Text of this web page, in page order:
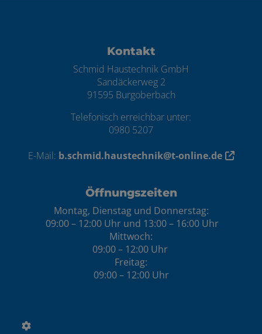
Kontakt
Schmid Haustechnik GmbH
Sandäckerweg 2
91595 Burgoberbach
Telefonisch erreichbar unter:
0980 5207
E-Mail: b.schmid.haustechnik@t-online.de
Öffnungszeiten
Montag, Dienstag und Donnerstag:
09:00 – 12:00 Uhr und 13:00 – 16:00 Uhr
Mittwoch:
09:00 – 12:00 Uhr
Freitag:
09:00 – 12:00 Uhr